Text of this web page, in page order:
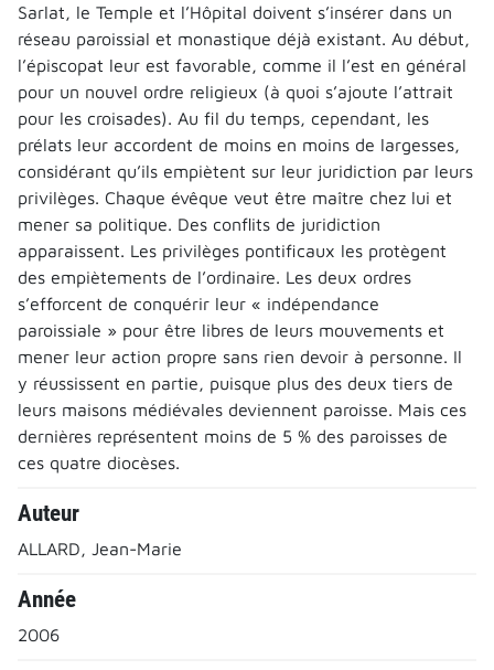
Sarlat, le Temple et l’Hôpital doivent s’insérer dans un
réseau paroissial et monastique déjà existant. Au début,
l’épiscopat leur est favorable, comme il l’est en général
pour un nouvel ordre religieux (à quoi s’ajoute l’attrait
pour les croisades). Au fil du temps, cependant, les
prélats leur accordent de moins en moins de largesses,
considérant qu’ils empiètent sur leur juridiction par leurs
privilèges. Chaque évêque veut être maître chez lui et
mener sa politique. Des conflits de juridiction
apparaissent. Les privilèges pontificaux les protègent
des empiètements de l’ordinaire. Les deux ordres
s’efforcent de conquérir leur « indépendance
paroissiale » pour être libres de leurs mouvements et
mener leur action propre sans rien devoir à personne. Il
y réussissent en partie, puisque plus des deux tiers de
leurs maisons médiévales deviennent paroisse. Mais ces
dernières représentent moins de 5 % des paroisses de
ces quatre diocèses.
Auteur
ALLARD, Jean-Marie
Année
2006